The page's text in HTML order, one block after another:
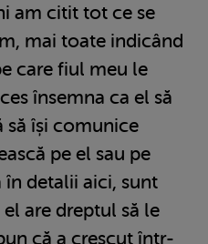
am citit tot ce se
mai toate indicând
care fiul meu le
însemna ca el să
să își comunice
pe el sau pe
detalii aici, sunt
are dreptul să le
că a crescut într-